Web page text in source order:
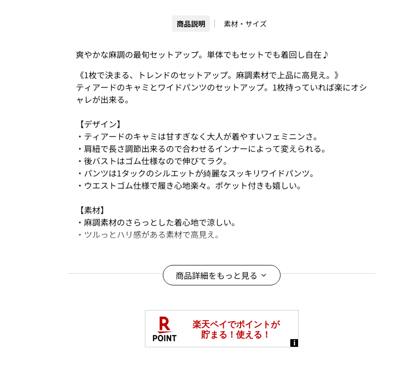
商品説明 素材・サイズ
爽やかな麻調の最旬セットアップ。単体でもセットでも着回し自在♪
《1枚で決まる、トレンドのセットアップ。麻調素材で上品に高見え。》
ティアードのキャミとワイドパンツのセットアップ。1枚持っていれば楽にオシ
ャレが出来る。
【デザイン】
・ティアードのキャミは甘すぎなく大人が着やすいフェミニンさ。
・肩紐で長さ調節出来るので合わせるインナーによって変えられる。
・後バストはゴム仕様なので伸びてラク。
・パンツは1タックのシルエットが綺麗なスッキリワイドパンツ。
・ウエストゴム仕様で履き心地楽々。ポケット付きも嬉しい。
【素材】
・麻調素材のさらっとした着心地で涼しい。
・ツルっとハリ感がある素材で高見え。
・インナーにはTシャツやブラウス合わせがおすすめ。
・セットはもちろん、お手持ちのアイテムと合わせて別々で着ることもでき
＊＊＊＊＊＊＊＊＊＊＊＊＊＊＊＊＊＊＊＊＊＊
【スタッフ着用コメント】
商品詳細をもっと見る